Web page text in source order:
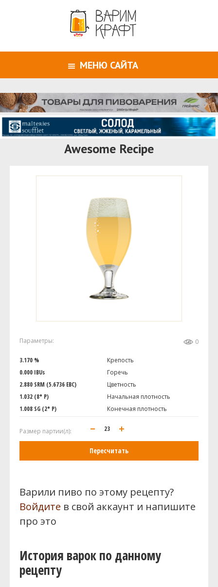
МЕНЮ САЙТА
Awesome Recipe
Параметры: 0
3.170 %
Крепость
0.000 IBUs
Горечь
2.880 SRM (5.6736 EBC)
Цветность
1.032 (8° P)
Начальная плотность
1.008 SG (2° P)
Конечная плотность
Размер партии(л):
Пересчитать
Варили пиво по этому рецепту?
Войдите в свой аккаунт и напишите
про это
История варок по данному
рецепту